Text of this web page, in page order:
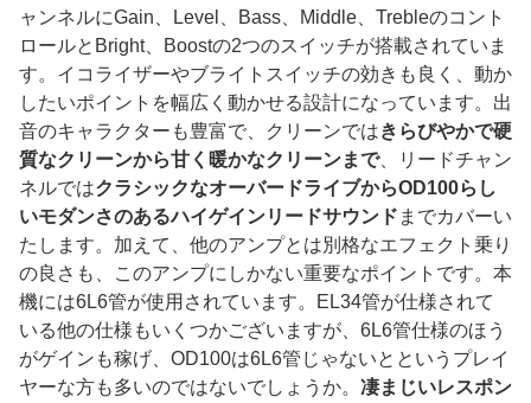
ャンネルにGain、Level、Bass、Middle、Trebleのコント
ロールとBright、Boostの2つのスイッチが搭載されていま
す。イコライザーやブライトスイッチの効きも良く、動か
したいポイントを幅広く動かせる設計になっています。出
音のキャラクターも豊富で、クリーンではきらびやかで硬
質なクリーンから甘く暖かなクリーンまで、リードチャン
ネルではクラシックなオーバードライブからOD100らし
いモダンさのあるハイゲインリードサウンド までカバーい
たします。加えて、他のアンプとは別格なエフェクト乗り
の良さも、このアンプにしかない重要なポイントです。本
機には6L6管が使用されています。EL34管が仕様されて
いる他の仕様もいくつかございますが、6L6管仕様のほう
がゲインも稼げ、OD100は6L6管じゃないとというプレイ
ヤーな方も多いのではないでしょうか。 凄まじいレスポン